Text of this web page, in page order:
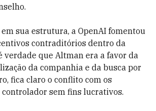
sua estrutura, a OpenAI fomentou
contraditórios dentro da
verdade que Altman era a favor da
da companhia e da busca por
fica claro o conflito com os
sem fins lucrativos.